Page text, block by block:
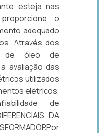
esteja nas
o
adequado
Através dos
de óleo de
avaliação das
utilizados
elétricos,
de
DA